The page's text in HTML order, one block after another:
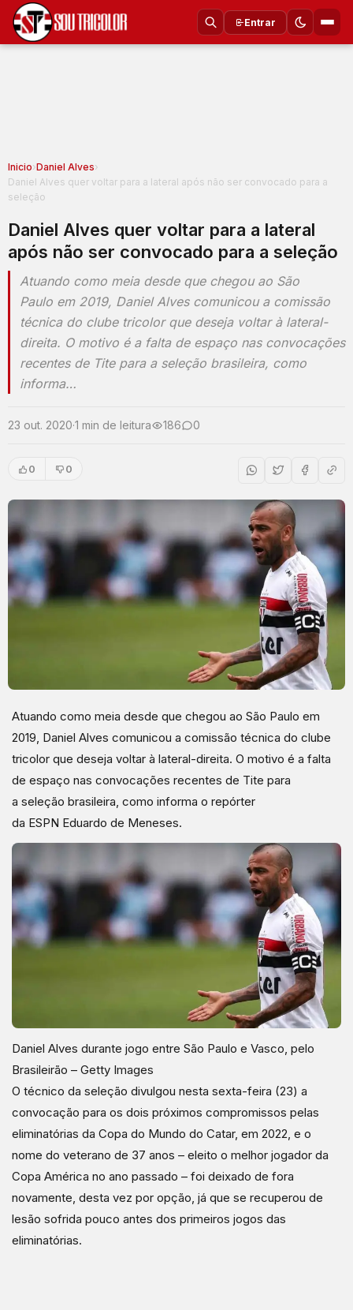
Entrar
Inicio›Daniel Alves›
Daniel Alves quer voltar para a lateral após não ser convocado para a
seleção
Daniel Alves quer voltar para a lateral
após não ser convocado para a seleção
Atuando como meia desde que chegou ao São
Paulo em 2019, Daniel Alves comunicou a comissão
técnica do clube tricolor que deseja voltar à lateral-
direita. O motivo é a falta de espaço nas convocações
recentes de Tite para a seleção brasileira, como
informa…
23 out. 2020·1 min de leitura 186 0
0 0
Atuando como meia desde que chegou ao São Paulo em
2019, Daniel Alves comunicou a comissão técnica do clube
tricolor que deseja voltar à lateral-direita. O motivo é a falta
de espaço nas convocações recentes de Tite para
a seleção brasileira, como informa o repórter
da ESPN Eduardo de Meneses.
Daniel Alves durante jogo entre São Paulo e Vasco, pelo
Brasileirão – Getty Images
O técnico da seleção divulgou nesta sexta-feira (23) a
convocação para os dois próximos compromissos pelas
eliminatórias da Copa do Mundo do Catar, em 2022, e o
nome do veterano de 37 anos – eleito o melhor jogador da
Copa América no ano passado – foi deixado de fora
novamente, desta vez por opção, já que se recuperou de
lesão sofrida pouco antes dos primeiros jogos das
eliminatórias.